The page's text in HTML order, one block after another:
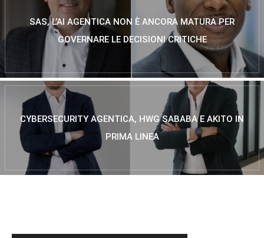
SAS, L’AI AGENTICA NON È ANCORA MATURA PER
GOVERNARE LE DECISIONI CRITICHE
CYBERSECURITY AGENTICA, HWG SABABA E AKITO IN
PRIMA LINEA